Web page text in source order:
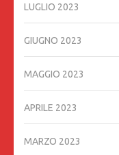
LUGLIO 2023
GIUGNO 2023
MAGGIO 2023
APRILE 2023
MARZO 2023